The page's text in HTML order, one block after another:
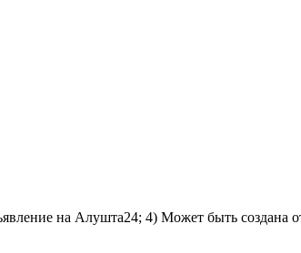
на Алушта24; 4) Может быть создана